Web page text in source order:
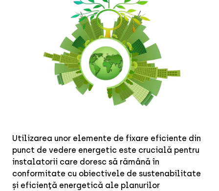
Utilizarea unor elemente de fixare eficiente din
punct de vedere energetic este crucială pentru
instalatorii care doresc să rămână în
conformitate cu obiectivele de sustenabilitate
și eficiență energetică ale planurilor